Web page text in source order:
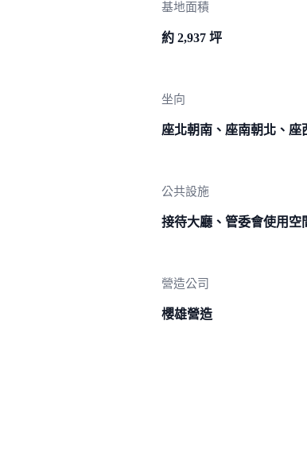
基地面積
約 2,937 坪
坐向
座北朝南、座南朝北、座
公共設施
接待大廳、管委會使用空
營造公司
櫻雄營造